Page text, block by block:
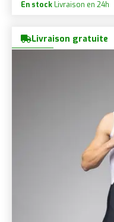
En stock Livraison en 24h
Livraison gratuite